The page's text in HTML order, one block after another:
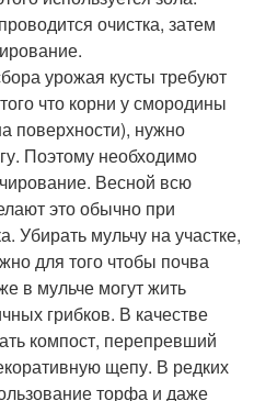
очистка, затем
урожая кусты требуют
что корни у смородины
поверхности), нужно
Поэтому необходимо
Весной всю
это обычно при
Убирать мульчу на участке,
для того чтобы почва
в мульче могут жить
грибков. В качестве
компост, перепревший
щепу. В редких
торфа и даже